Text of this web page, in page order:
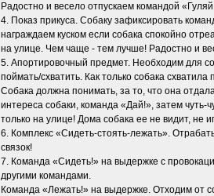
Радостно и весело отпускаем командой
4. Показ прикуса. Собаку зафиксировать
награждаем куском если собака спокойно
на улице. Чем чаще - тем лучше! Радостно и
5. Апортировочный предмет. Необходим для
поймать/схватить. Как только собака
Собака должна понимать, за то, что она
интереса собаки, команда «Дай!», затем
только на улице! Дома собака ее не видит, не
6. Комплекс «Сидеть-стоять-лежать».
связок!
7. Команда «Сидеть!» на выдержке с
другими командами.
Команда «Лежать!» на выдержке. Отходим от